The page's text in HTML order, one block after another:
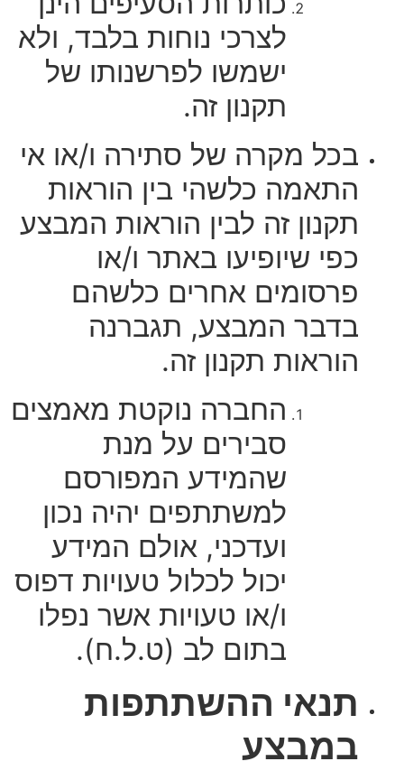
לצרכי נוחות בלבד, ולא
ישמשו לפרשנותו של
תקנון זה.
בכל מקרה של סתירה ו/או אי
התאמה כלשהי בין הוראות
תקנון זה לבין הוראות המבצע
כפי שיופיעו באתר ו/או
פרסומים אחרים כלשהם
בדבר המבצע, תגברנה
הוראות תקנון זה.
החברה נוקטת מאמצים
סבירים על מנת
שהמידע המפורסם
למשתתפים יהיה נכון
ועדכני, אולם המידע
יכול לכלול טעויות דפוס
ו/או טעויות אשר נפלו
בתום לב (ט.ל.ח).
תנאי ההשתתפות
במבצע